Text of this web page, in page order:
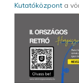
Kutatóközpont a